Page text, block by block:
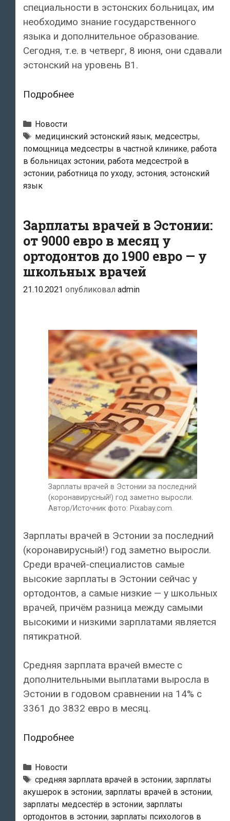
специальности в эстонских больницах, им
необходимо знание государственного
языка и дополнительное образование.
Сегодня, т.е. в четверг, 8 июня, они сдавали
эстонский на уровень B1.
Подробнее17
завершили
свой
первый
учебный
Таллиннском
колледже
здравоохранения
Рубрики
Новости
Теги
медицинский эстонский язык, медсестры,
помощница медсестры в частной клинике, работа
в больницах эстонии, работа медсестрой в
эстонии, работница по уходу, эстония, эстонский
язык
Зарплаты врачей в Эстонии:
от 9000 евро в месяц у
ортодонтов до 1900 евро — у
школьных врачей
21.10.2021 опубликовал admin
Зарплаты врачей в Эстонии за последний
(коронавирусный!) год заметно выросли.
Автор/Источник фото: Pixabay.com.
Зарплаты врачей в Эстонии за последний
(коронавирусный!) год заметно выросли.
Среди врачей-специалистов самые
высокие зарплаты в Эстонии сейчас у
ортодонтов, а самые низкие — у школьных
врачей, причём разница между самыми
высокими и низкими зарплатами является
пятикратной.
Средняя зарплата врачей вместе с
дополнительными выплатами выросла в
Эстонии в годовом сравнении на 14% с
3361 до 3832 евро в месяц.
ПодробнееЗарплаты
Эстонии:
от
9000
Рубрики
Новости
Теги
cредняя зарплата врачей в эстонии, зарплаты
акушерок в эстонии, зарплаты врачей в эстонии,
зарплаты медсестёр в эстонии, зарплаты
ортодонтов в эстонии, зарплаты психологов в